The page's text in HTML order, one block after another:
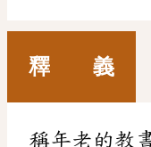
釋 義
稱年老的教